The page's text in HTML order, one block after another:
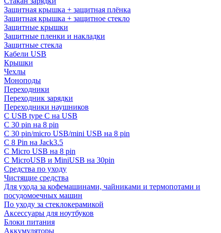
Защитная крышка + защитная плёнка
Защитная крышка + защитное стекло
Защитные крышки
Защитные пленки и накладки
Защитные стекла
Кабели USB
Крышки
Чехлы
Моноподы
Переходники
Переходник зарядки
Переходники наушников
С USB type C на USB
С 30 pin на 8 pin
С 30 pin/micro USB/mini USB на 8 pin
С 8 Pin на Jack3.5
С Micro USB на 8 pin
С MicroUSB и MiniUSB на 30pin
Средства по уходу
Чистящие средства
Для ухода за кофемашинами, чайниками и термопотами и
посудомоечных машин
По уходу за стеклокерамикой
Аксессуары для ноутбуков
Блоки питания
Аккумуляторы